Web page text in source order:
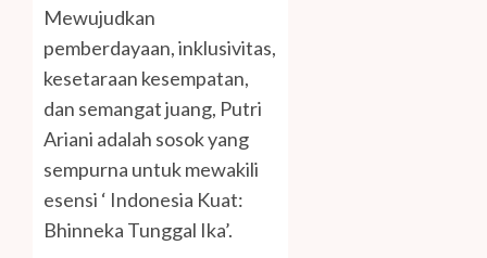
Mewujudkan
pemberdayaan, inklusivitas,
kesetaraan kesempatan,
dan semangat juang, Putri
Ariani adalah sosok yang
sempurna untuk mewakili
esensi ‘ Indonesia Kuat:
Bhinneka Tunggal Ika’.